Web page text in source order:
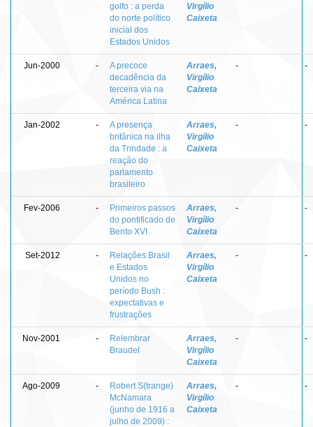
golfo : a perda
do norte político
inicial dos
Estados Unidos
Virgílio
Caixeta
Jun-2000 -
A precoce
decadência da
terceira via na
América Latina
Arraes,
Virgílio
Caixeta
- -
Jan-2002 -
A presença
britânica na ilha
da Trindade : a
reação do
parlamento
brasileiro
Arraes,
Virgílio
Caixeta
- -
Fev-2006 -
Primeiros passos
do pontificado de
Bento XVI
Arraes,
Virgílio
Caixeta
- -
Set-2012 -
Relações Brasil
e Estados
Unidos no
período Bush :
expectativas e
frustrações
Arraes,
Virgílio
Caixeta
- -
Nov-2001 -
Relembrar
Braudel
Arraes,
Virgílio
Caixeta
- -
Ago-2009 -
Robert S(trange)
McNamara
(junho de 1916 a
julho de 2009) :
Arraes,
Virgílio
Caixeta
- -